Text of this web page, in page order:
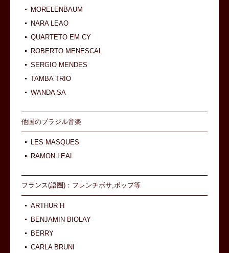
MORELENBAUM
NARA LEAO
QUARTETO EM CY
ROBERTO MENESCAL
SERGIO MENDES
TAMBA TRIO
WANDA SA
他国のブラジル音楽
LES MASQUES
RAMON LEAL
フランス(語圏)：フレンチボサ,ポップ等
ARTHUR H
BENJAMIN BIOLAY
BERRY
CARLA BRUNI